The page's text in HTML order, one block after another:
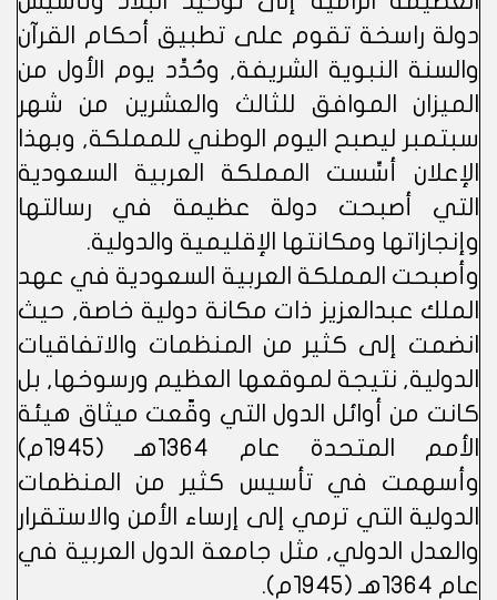
دولة راسخة تقوم على تطبيق أحكام القرآن
والسنة النبوية الشريفة, وحُدِّد يوم الأول من
الميزان الموافق للثالث والعشرين من شهر
سبتمبر ليصبح اليوم الوطني للمملكة, وبهذا
الإعلان أسِّست المملكة العربية السعودية
التي أصبحت دولة عظيمة في رسالتها
وإنجازاتها ومكانتها الإقليمية والدولية.
وأصبحت المملكة العربية السعودية في عهد
الملك عبدالعزيز ذات مكانة دولية خاصة, حيث
انضمت إلى كثير من المنظمات والاتفاقيات
الدولية, نتيجة لموقعها العظيم ورسوخها, بل
كانت من أوائل الدول التي وقّعت ميثاق هيئة
الأمم المتحدة عام 1364هـ (1945م)
وأسهمت في تأسيس كثير من المنظمات
الدولية التي ترمي إلى إرساء الأمن والاستقرار
والعدل الدولي, مثل جامعة الدول العربية في
عام 1364هـ (1945م).